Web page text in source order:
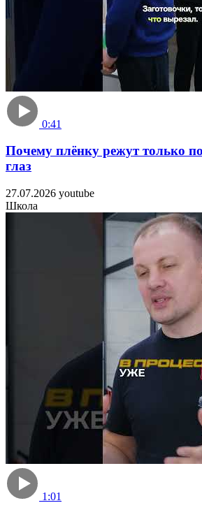
0:41
Почему плёнку режут только
лаз
27.07.2026 youtube
Школа
1:01